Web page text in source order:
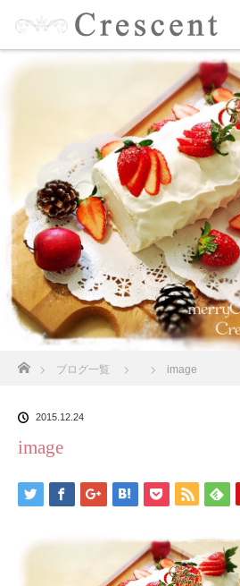
ブログ一覧 image
2015.12.24
image